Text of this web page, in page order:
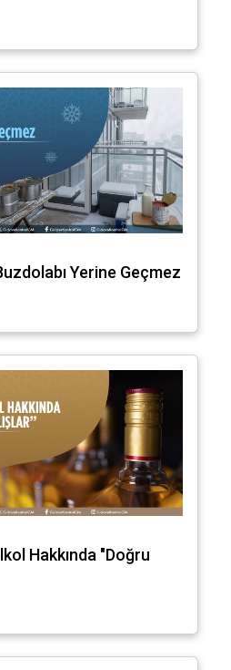
Yerine Geçmez
Hakkında "Doğru